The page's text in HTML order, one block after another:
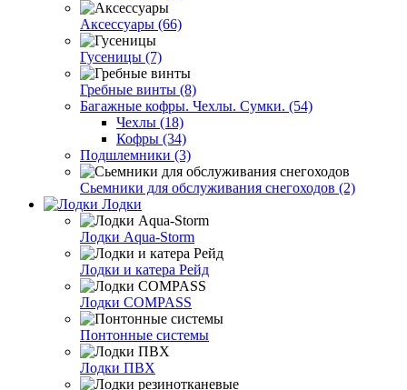
Аксессуары (66)
Гусеницы (7)
Гребные винты (8)
Багажные кофры. Чехлы. Сумки. (54)
Чехлы (18)
Кофры (34)
Подшлемники (3)
Сьемники для обслуживания снегоходов (2)
Лодки
Лодки Aqua-Storm
Лодки и катера Рейд
Лодки COMPASS
Понтонные системы
Лодки ПВХ